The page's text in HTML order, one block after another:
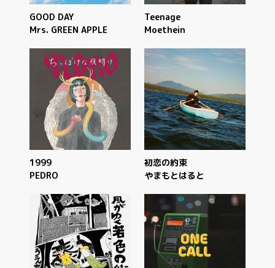
GOOD DAY
Mrs. GREEN APPLE
Teenage
Moethein
1999
PEDRO
初恋の約束
やまもとはると